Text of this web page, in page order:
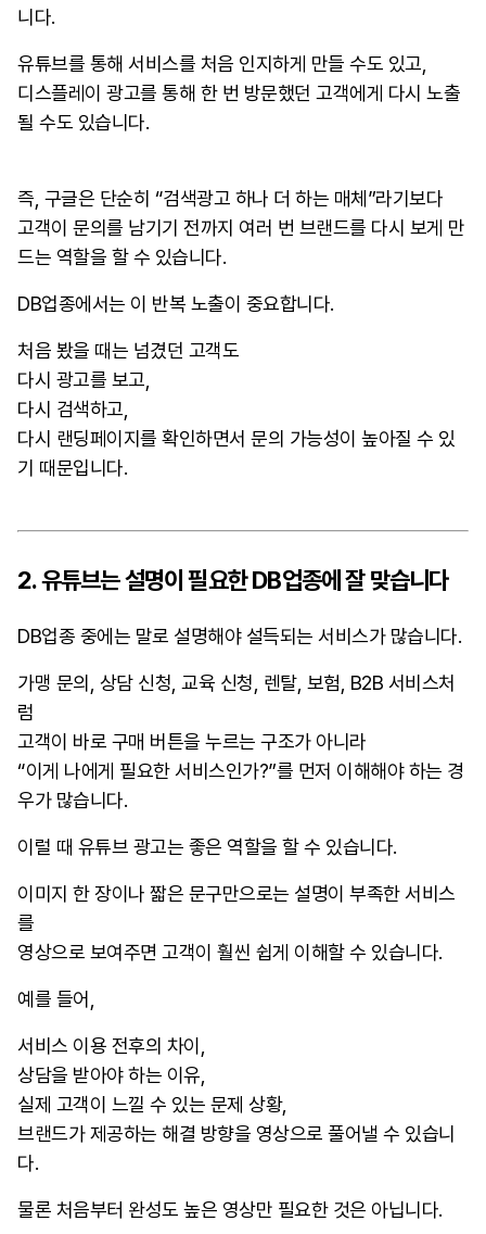
니다.
유튜브를 통해 서비스를 처음 인지하게 만들 수도 있고,
디스플레이 광고를 통해 한 번 방문했던 고객에게 다시 노출
될 수도 있습니다.
즉, 구글은 단순히 “검색광고 하나 더 하는 매체”라기보다
고객이 문의를 남기기 전까지 여러 번 브랜드를 다시 보게 만
드는 역할을 할 수 있습니다.
DB업종에서는 이 반복 노출이 중요합니다.
처음 봤을 때는 넘겼던 고객도
다시 광고를 보고,
다시 검색하고,
다시 랜딩페이지를 확인하면서 문의 가능성이 높아질 수 있
기 때문입니다.
2. 유튜브는 설명이 필요한 DB업종에 잘 맞습니다
DB업종 중에는 말로 설명해야 설득되는 서비스가 많습니다.
가맹 문의, 상담 신청, 교육 신청, 렌탈, 보험, B2B 서비스처
럼
고객이 바로 구매 버튼을 누르는 구조가 아니라
“이게 나에게 필요한 서비스인가?”를 먼저 이해해야 하는 경
우가 많습니다.
이럴 때 유튜브 광고는 좋은 역할을 할 수 있습니다.
이미지 한 장이나 짧은 문구만으로는 설명이 부족한 서비스
를
영상으로 보여주면 고객이 훨씬 쉽게 이해할 수 있습니다.
예를 들어,
서비스 이용 전후의 차이,
상담을 받아야 하는 이유,
실제 고객이 느낄 수 있는 문제 상황,
브랜드가 제공하는 해결 방향을 영상으로 풀어낼 수 있습니
다.
물론 처음부터 완성도 높은 영상만 필요한 것은 아닙니다.